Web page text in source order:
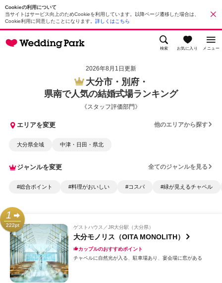
Cookieの利用について
当サイトはサービス向上のためCookieを利用しています。以降ページ遷移した場合は、
Cookie利用に同意したことになります。 詳しくはこちら
検索 お気に入り メニュー
2026年8月1日更新
大分市・別府・
県南で人気の結婚式場ランキング
《スタッフ評価部門》
エリアを変更 他のエリアから探す
大分県全域 中津・日田・県北
ジャンルを変更 全てのジャンルを見る
#総合ポイント #料理がおいしい #コスパ #緑が見えるチャペル
1
222pt ゲストハウス JR大分駅（大分県）
大分モノリス（OITA MONOLITH）
カップルのおすすめポイント
チャペルに自然光が入る
駐車場あり 宴会場に窓がある